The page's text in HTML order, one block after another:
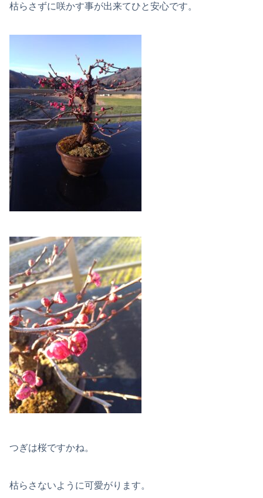
枯らさずに咲かす事が出来てひと安心です。
つぎは桜ですかね。
枯らさないように可愛がります。